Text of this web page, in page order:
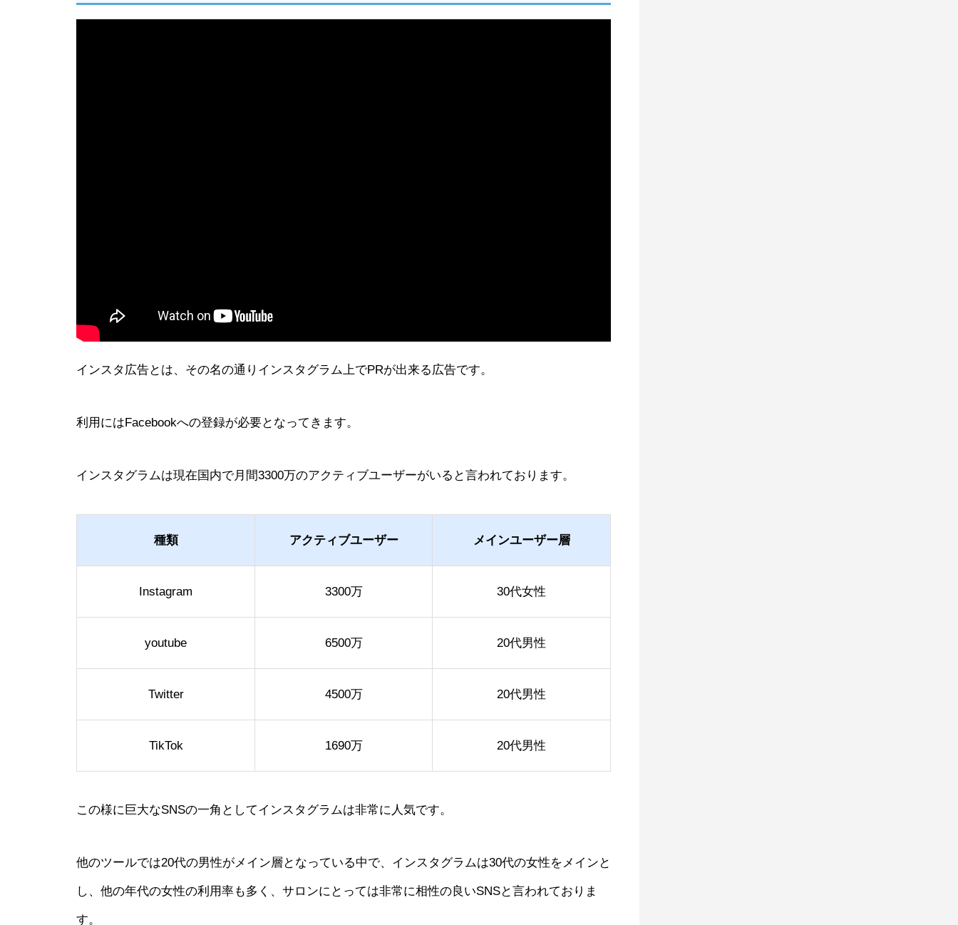
インスタ広告とは、その名の通りインスタグラム上でPRが出来る広告です。
利用にはFacebookへの登録が必要となってきます。
インスタグラムは現在国内で月間3300万のアクティブユーザーがいると言われております。
種類 アクティブユーザー メインユーザー層
Instagram 3300万 30代女性
youtube 6500万 20代男性
Twitter 4500万 20代男性
TikTok 1690万 20代男性
この様に巨大なSNSの一角としてインスタグラムは非常に人気です。
他のツールでは20代の男性がメイン層となっている中で、インスタグラムは30代の女性をメインと
し、他の年代の女性の利用率も多く、サロンにとっては非常に相性の良いSNSと言われておりま
す。